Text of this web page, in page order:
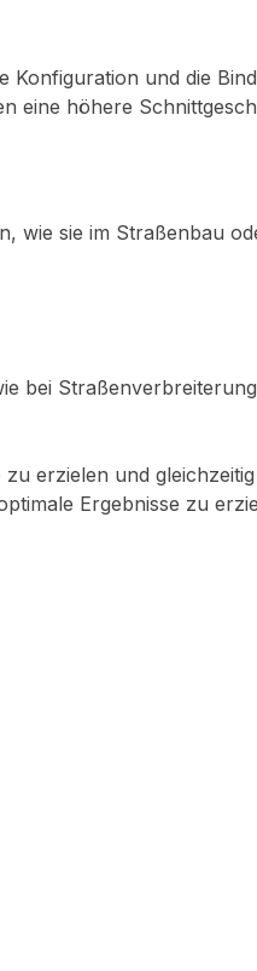
und die
eine höhere
wie sie im Straßenbau
bei
erzielen und
Ergebnisse zu